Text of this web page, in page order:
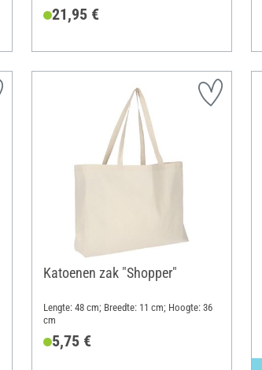
21,95 €
Katoenen zak "Shopper"
Lengte: 48 cm; Breedte: 11 cm; Hoogte: 36
cm
5,75 €